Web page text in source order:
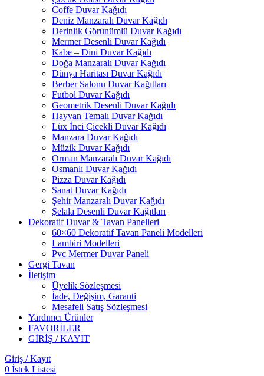
Coffe Duvar Kağıdı
Deniz Manzaralı Duvar Kağıdı
Derinlik Görünümlü Duvar Kağıdı
Mermer Desenli Duvar Kağıdı
Kabe – Dini Duvar Kağıdı
Doğa Manzaralı Duvar Kağıdı
Dünya Haritası Duvar Kağıdı
Berber Salonu Duvar Kağıtları
Futbol Duvar Kağıdı
Geometrik Desenli Duvar Kağıdı
Hayvan Temalı Duvar Kağıdı
Lüx İnci Çicekli Duvar Kağıdı
Manzara Duvar Kağıdı
Müzik Duvar Kağıdı
Orman Manzaralı Duvar Kağıdı
Osmanlı Duvar Kağıdı
Pizza Duvar Kağıdı
Sanat Duvar Kağıdı
Şehir Manzaralı Duvar Kağıdı
Şelala Desenli Duvar Kağıtları
Dekoratif Duvar & Tavan Panelleri
60×60 Dekoratif Tavan Paneli Modelleri
Lambiri Modelleri
Pvc Mermer Duvar Paneli
Gergi Tavan
İletişim
Üyelik Sözleşmesi
İade, Değişim, Garanti
Mesafeli Satış Sözleşmesi
Yardımcı Ürünler
FAVORİLER
GİRİŞ / KAYIT
Giriş / Kayıt
0 İstek Listesi